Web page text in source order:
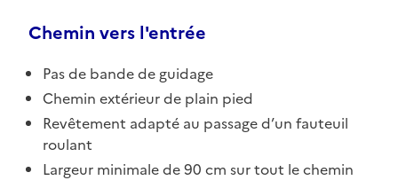
Chemin vers l'entrée
Pas de bande de guidage
Chemin extérieur de plain pied
Revêtement adapté au passage d’un fauteuil
roulant
Largeur minimale de 90 cm sur tout le chemin